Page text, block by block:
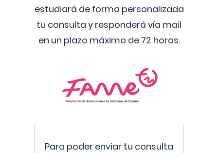
estudiará de forma personalizada
tu consulta y responderá vía mail
en un plazo máximo de 72 horas.
Para poder enviar tu consulta